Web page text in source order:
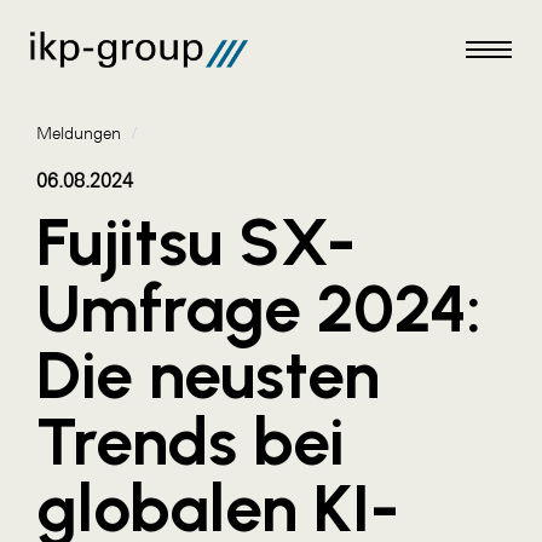
Meldungen
AKTUELLES
ACO
ALEX Krems
Amazon Web Services
Artweger
AustroCel Hallein
Meldungen /
06.08.2024
Fujitsu SX-
Umfrage 2024:
Die neusten
Trends bei
globalen KI-